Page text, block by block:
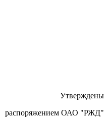
Утверждены
распоряжением ОАО "РЖД"